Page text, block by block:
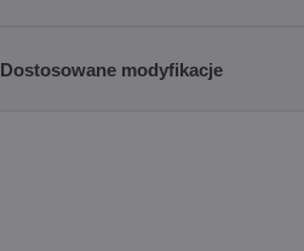
Dostosowane modyfikacje